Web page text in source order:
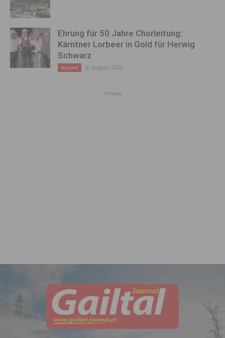
Ehrung für 50 Jahre Chorleitung:
Kärntner Lorbeer in Gold für Herwig
Schwarz
Aktuell 8. August 2026
Anzeige